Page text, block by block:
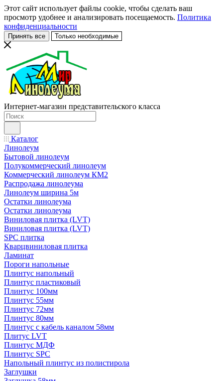
Этот сайт использует файлы cookie, чтобы сделать ваш
просмотр удобнее и анализировать посещаемость. Политика
конфиденциальности
Принять все Только необходимые
Интернет-магазин представительского класса
Каталог
Линолеум
Бытовой линолеум
Полукоммерческий линолеум
Коммерческий линолеум КМ2
Распродажа линолеума
Линолеум ширина 5м
Остатки линолеума
Остатки линолеума
Виниловая плитка (LVT)
Виниловая плитка (LVT)
SPC плитка
Кварцвиниловая плитка
Ламинат
Пороги напольные
Плинтус напольный
Плинтус пластиковый
Плинтус 100мм
Плинтус 55мм
Плинтус 72мм
Плинтус 80мм
Плинтус с кабель каналом 58мм
Плитус LVT
Плинтус МДФ
Плинтус SPC
Напольный плинтус из полистирола
Заглушки